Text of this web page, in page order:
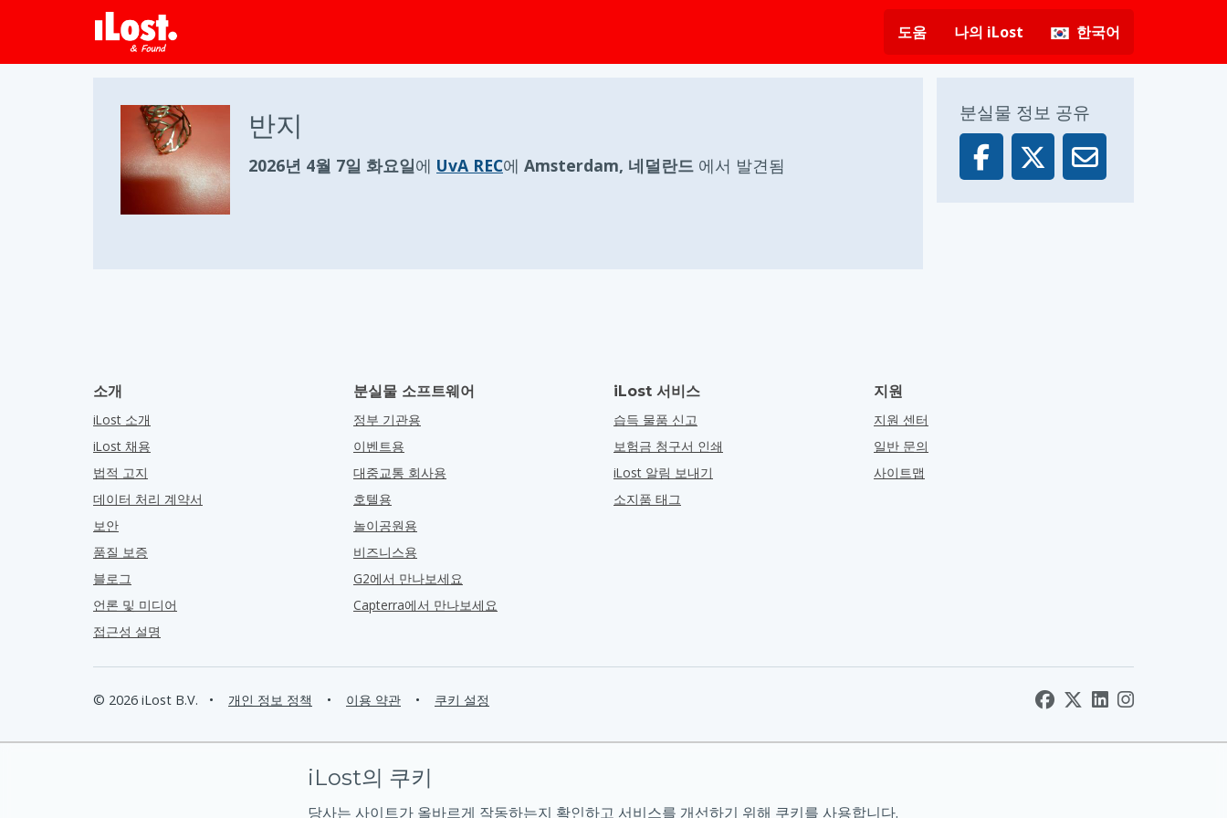
도움 나의 iLost 한국어
반지
2026년 4월 7일 화요일에 UvA REC에 Amsterdam, 네덜란드 에서 발견됨
분실물 정보 공유
소개
iLost 소개
iLost 채용
법적 고지
데이터 처리 계약서
보안
품질 보증
블로그
언론 및 미디어
접근성 설명
분실물 소프트웨어
정부 기관용
이벤트용
대중교통 회사용
호텔용
놀이공원용
비즈니스용
G2에서 만나보세요
Capterra에서 만나보세요
iLost 서비스
습득 물품 신고
보험금 청구서 인쇄
iLost 알림 보내기
소지품 태그
지원
지원 센터
일반 문의
사이트맵
© 2026 iLost B.V. • 개인 정보 정책 • 이용 약관 • 쿠키 설정
iLost의 쿠키
당사는 사이트가 올바르게 작동하는지 확인하고 서비스를 개선하기 위해 쿠키를 사용합니다.